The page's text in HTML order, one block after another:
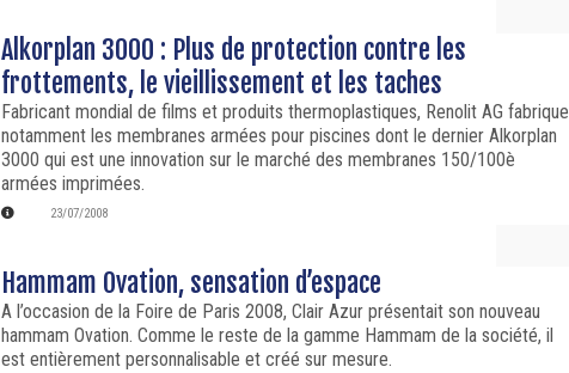
Alkorplan 3000 : Plus de protection contre les
frottements, le vieillissement et les taches
Fabricant mondial de films et produits thermoplastiques, Renolit AG fabrique
notamment les membranes armées pour piscines dont le dernier Alkorplan
3000 qui est une innovation sur le marché des membranes 150/100è
armées imprimées.
23/07/2008
Hammam Ovation, sensation d’espace
A l’occasion de la Foire de Paris 2008, Clair Azur présentait son nouveau
hammam Ovation. Comme le reste de la gamme Hammam de la société, il
est entièrement personnalisable et créé sur mesure.